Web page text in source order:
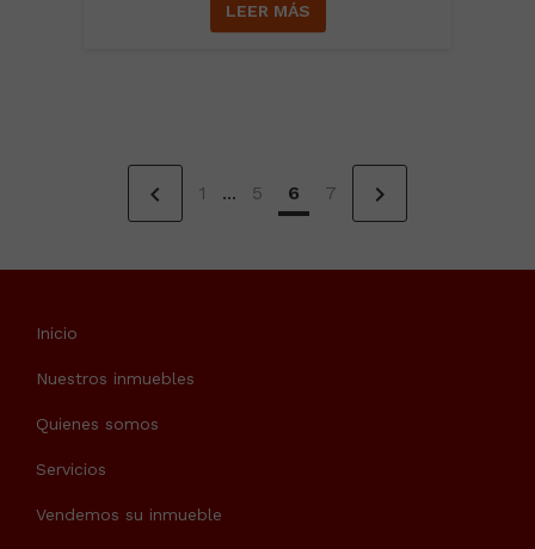
LEER MÁS
chevron_left 1 ... 5 6 7 chevron_right
Inicio
Nuestros inmuebles
Quienes somos
Servicios
Vendemos su inmueble